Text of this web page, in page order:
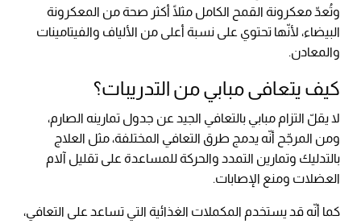
وتُعدّ معكرونة القمح الكامل مثلًا أكثر صحة من المعكرونة
البيضاء، لأنّها تحتوي على نسبة أعلى من الألياف والفيتامينات
والمعادن.
كيف يتعافى مبابي من التدريبات؟
لا يقلّ التزام مبابي بالتعافي الجيد عن جدول تمارينه الصارم،
ومن المرجّح أنّه يدمج طرق التعافي المختلفة، مثل العلاج
بالتدليك وتمارين التمدد والحركة للمساعدة على تقليل آلام
العضلات ومنع الإصابات.
كما أنّه قد يستخدم المكملات الغذائية التي تساعد على التعافي،